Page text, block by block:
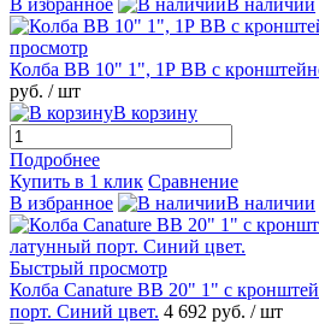
В избранное
В наличии
просмотр
Колба ВВ 10" 1", 1Р ВВ с
руб. / шт
В корзину
Подробнее
Купить в 1 клик Сравнение
В избранное
В наличии
Быстрый просмотр
Колба Canature ВВ 20" 1" с
порт. Синий цвет. 4 692 руб. / шт